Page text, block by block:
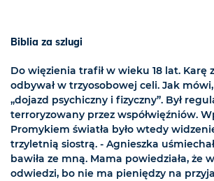
Biblia za szlugi
Do więzienia trafił w wieku 18 lat. Karę
odbywał w trzyosobowej celi. Jak
„dojazd psychiczny i fizyczny”. Był
terroryzowany przez współwięźniów.
Promykiem światła było wtedy
trzyletnią siostrą. - Agnieszka
bawiła ze mną. Mama powiedziała, że
odwiedzi, bo nie ma pieniędzy na